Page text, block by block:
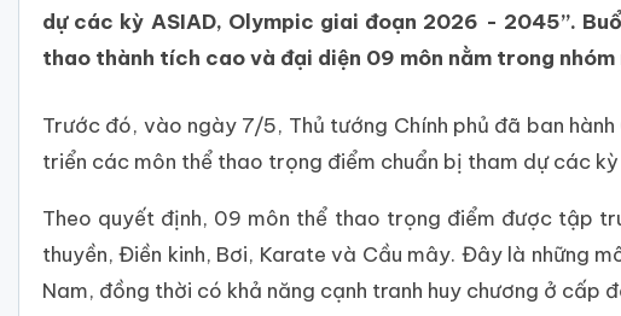
dự các kỳ ASIAD, Olympic giai đoạn 2026 - 2045”.
thao thành tích cao và đại diện 09 môn nằm trong
Trước đó, vào ngày 7/5, Thủ tướng Chính phủ đã ban
triển các môn thể thao trọng điểm chuẩn bị tham dự các
Theo quyết định, 09 môn thể thao trọng điểm được tập
thuyền, Điền kinh, Bơi, Karate và Cầu mây. Đây là những
Nam, đồng thời có khả năng cạnh tranh huy chương ở cấp